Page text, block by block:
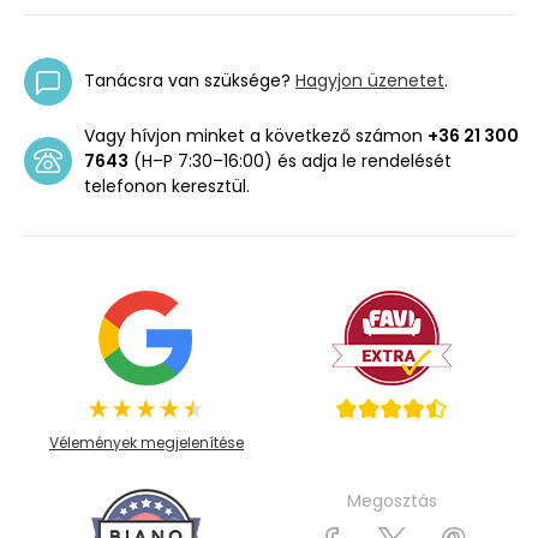
Tanácsra van szüksége? Hagyjon üzenetet.
Vagy hívjon minket a következő számon +36 21 300
7643 (H–P 7:30–16:00) és adja le rendelését
telefonon keresztül.
Vélemények megjelenítése
Megosztás